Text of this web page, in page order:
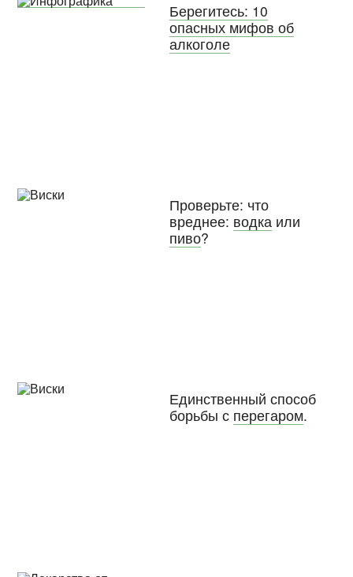
Берегитесь: 10
опасных мифов об
алкоголе
Проверьте: что
вреднее: водка или
пиво?
Единственный способ
борьбы с перегаром.